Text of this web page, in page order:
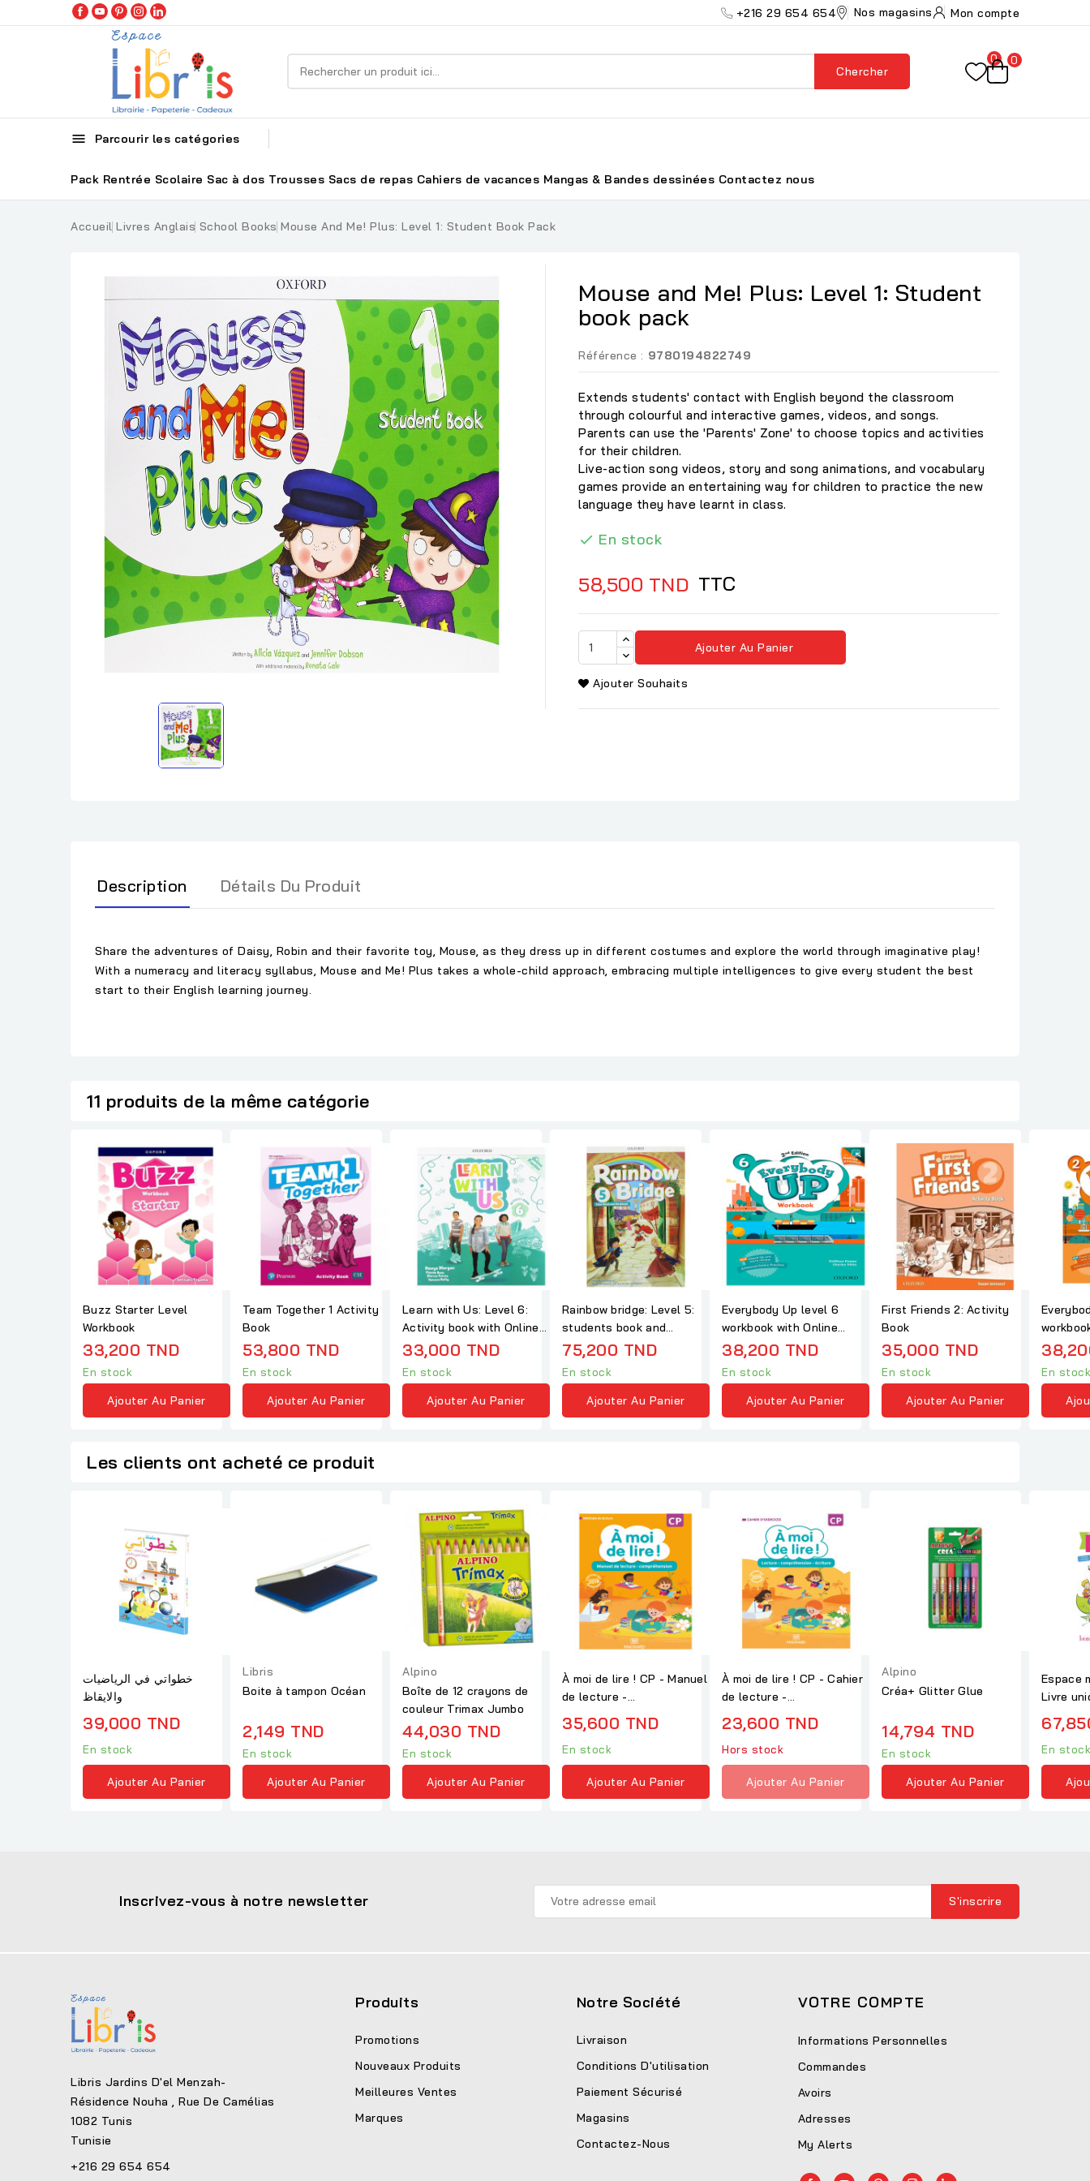
+216 29 654 654 Nos magasins Mon compte
Chercher
0 0
 Parcourir les catégories
Pack Rentrée Scolaire Sac à dos Trousses Sacs de repas Cahiers de vacances Mangas & Bandes dessinées Contactez nous
Accueil Livres Anglais School Books Mouse And Me! Plus: Level 1: Student Book Pack
Mouse and Me! Plus: Level 1: Student
book pack
Référence : 9780194822749
Extends students' contact with English beyond the classroom
through colourful and interactive games, videos, and songs.
Parents can use the 'Parents' Zone' to choose topics and activities
for their children.
Live-action song videos, story and song animations, and vocabulary
games provide an entertaining way for children to practice the new
language they have learnt in class.
 En stock
58,500 TND TTC
Ajouter Au Panier
Ajouter Souhaits
Description Détails Du Produit
Share the adventures of Daisy, Robin and their favorite toy, Mouse, as they dress up in different costumes and explore the world through imaginative play!
With a numeracy and literacy syllabus, Mouse and Me! Plus takes a whole-child approach, embracing multiple intelligences to give every student the best
start to their English learning journey.
11 produits de la même catégorie
Buzz Starter Level
Workbook
33,200 TND
En stock
Ajouter Au Panier
Team Together 1 Activity
Book
53,800 TND
En stock
Ajouter Au Panier
Learn with Us: Level 6:
Activity book with Online
Practice
33,000 TND
En stock
Ajouter Au Panier
Rainbow bridge: Level 5:
students book and
workbook
75,200 TND
En stock
Ajouter Au Panier
Everybody Up level 6
workbook with Online
Practice
38,200 TND
En stock
Ajouter Au Panier
First Friends 2: Activity
Book
35,000 TND
En stock
Ajouter Au Panier
practice
En stock
Les clients ont acheté ce produit
خطواتي في الرياضيات
والايقاظ
39,000 TND
En stock
Ajouter Au Panier
Libris
Boite à tampon Océan
2,149 TND
En stock
Ajouter Au Panier
Alpino
Boîte de 12 crayons de
couleur Trimax Jumbo
44,030 TND
En stock
Ajouter Au Panier
À moi de lire ! CP - Manuel
de lecture -
compréhension
35,600 TND
En stock
Ajouter Au Panier
À moi de lire ! CP - Cahier
de lecture -
compréhension -...
23,600 TND
Hors stock
Ajouter Au Panier
Alpino
Créa+ Glitter Glue
14,794 TND
En stock
Ajouter Au Panier
Espace
Livre
En stock
Inscrivez-vous à notre newsletter
Libris Jardins D'el Menzah-
Résidence Nouha , Rue De Camélias
1082 Tunis
Tunisie
+216 29 654 654
Produits
Promotions
Nouveaux Produits
Meilleures Ventes
Marques
Notre Société
Livraison
Conditions D'utilisation
Paiement Sécurisé
Magasins
Contactez-Nous
VOTRE COMPTE
Informations Personnelles
Commandes
Avoirs
Adresses
My Alerts